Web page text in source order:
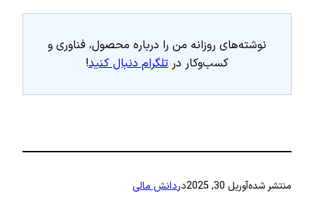
نوشته‌های روزانه من را درباره محصول، فناوری و
کسب‌وکار در تلگرام دنبال کنید!
منتشر شدهآوریل 30, 2025 دردانش مالی